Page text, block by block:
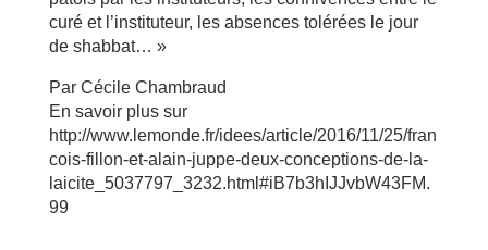
curé et l’instituteur, les absences tolérées le jour
de shabbat… »
Par Cécile Chambraud
En savoir plus sur
http://www.lemonde.fr/idees/article/2016/11/25/fran
cois-fillon-et-alain-juppe-deux-conceptions-de-la-
laicite_5037797_3232.html#iB7b3hIJJvbW43FM.
99